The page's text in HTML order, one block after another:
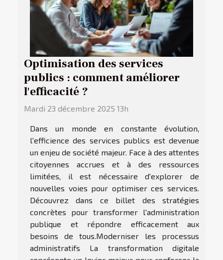
Optimisation des services
publics : comment améliorer
l'efficacité ?
Mardi 23 décembre 2025 13h
Dans un monde en constante évolution,
l'efficience des services publics est devenue
un enjeu de société majeur. Face à des attentes
citoyennes accrues et à des ressources
limitées, il est nécessaire d'explorer de
nouvelles voies pour optimiser ces services.
Découvrez dans ce billet des stratégies
concrètes pour transformer l'administration
publique et répondre efficacement aux
besoins de tous.Moderniser les processus
administratifs La transformation digitale